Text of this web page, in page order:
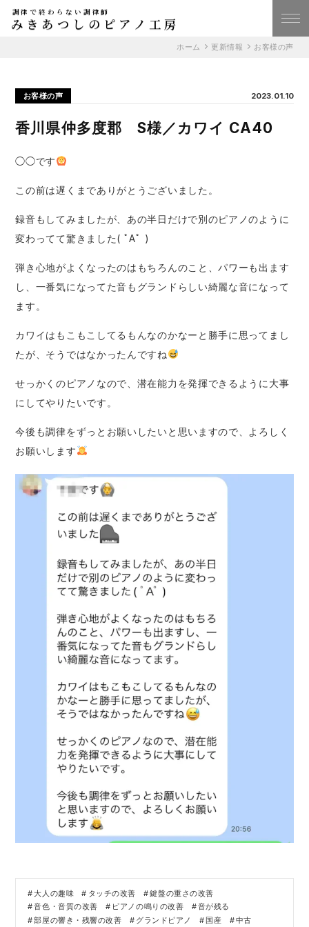
調律で終わらない調律師
みきあつしのピアノ工房
ホーム 更新情報 お客様の声
お客様の声 2023.01.10
香川県仲多度郡 S様／カワイ CA40
◯◯です
この前は遅くまでありがとうございました。
録音もしてみましたが、あの半日だけで別のピアノのように
変わってて驚きました( ﾟAﾟ )
弾き心地がよくなったのはもちろんのこと、パワーも出ます
し、一番気になってた音もグランドらしい綺麗な音になって
ます。
カワイはもこもこしてるもんなのかなーと勝手に思ってまし
たが、そうではなかったんですね
せっかくのピアノなので、潜在能力を発揮できるように大事
にしてやりたいです。
今後も調律をずっとお願いしたいと思いますので、よろしく
お願いします
大人の趣味 タッチの改善
鍵盤の重さの改善
音色・音質の改善
ピアノの鳴りの改善
音が残る
部屋の響き・残響の改善
グランドピアノ 国産 中古